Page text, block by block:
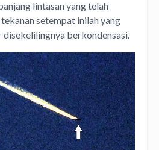
lintasan yang telah
setempat inilah yang
berkondensasi.